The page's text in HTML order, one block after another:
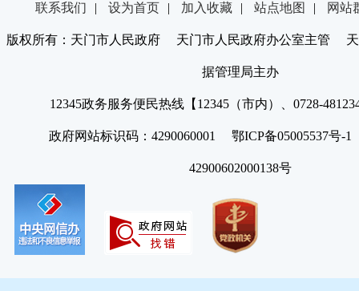
联系我们 | 设为首页 | 加入收藏 | 站点地图 | 网站
版权所有：天门市人民政府 天门市人民政府办公室主管 天
据管理局主办
12345政务服务便民热线【12345（市内）、0728-
政府网站标识码：4290060001 鄂ICP备05005537号
42900602000138号